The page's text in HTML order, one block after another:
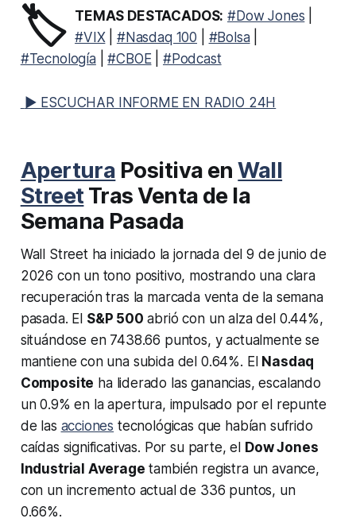
🏷️ TEMAS DESTACADOS: #Dow Jones
#VIX| #Nasdaq 100 #Bolsa|
#Tecnología|#CBOE| #Podcast
▶ ESCUCHAR INFORME EN RADIO 24H
Apertura Positiva enWall
StreetTras Venta de la
Semana Pasada
Wall Street ha iniciado la jornada del 9 de junio de
2026 con un tono positivo, mostrando una clara
recuperación tras la marcada venta de la semana
pasada. El S&P 500 abrió con un alza del 0.44%,
situándose en 7438.66 puntos, y actualmente se
mantiene con una subida del 0.64%. El Nasdaq
Composite ha liderado las ganancias, escalando
un 0.9% en la apertura, impulsado por el repunte
de las acciones tecnológicas que habían sufrido
caídas significativas. Por su parte, el
Dow Jones
Industrial Average también registra un avance,
con un incremento actual de 336 puntos, un
0.66%.